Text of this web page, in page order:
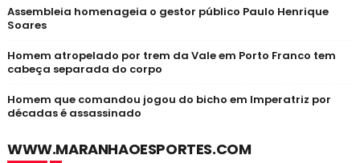
Assembleia homenageia o gestor público Paulo Henrique
Soares
Homem atropelado por trem da Vale em Porto Franco tem
cabeça separada do corpo
Homem que comandou jogou do bicho em Imperatriz por
décadas é assassinado
WWW.MARANHAOESPORTES.COM